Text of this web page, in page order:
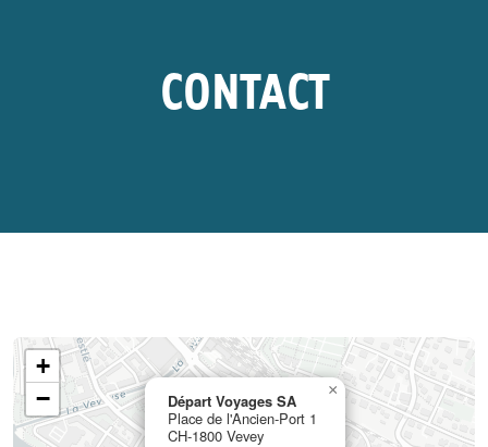
CONTACT
Départ Voyages SA
Place de l'Ancien-Port 1
CH-1800 Vevey
×
+
−